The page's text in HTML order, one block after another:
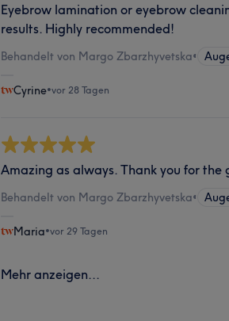
Eyebrow lamination or eyebrow
results. Highly recommended!
Behandelt von Margo Zbarzhyvetska•
Cyrine•vor 28 Tagen
Amazing as always. Thank you for the
Behandelt von Margo Zbarzhyvetska•
Maria•vor 29 Tagen
Mehr anzeigen...